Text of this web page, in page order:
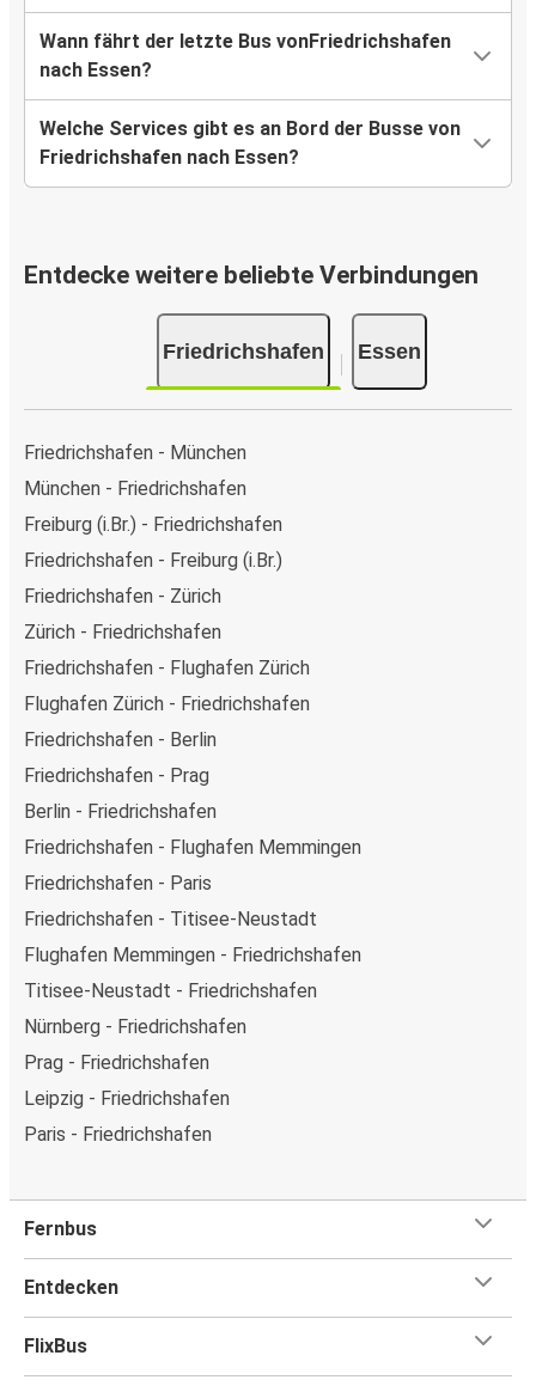
Wann fährt der letzte Bus vonFriedrichshafen
nach Essen?
Welche Services gibt es an Bord der Busse von
Friedrichshafen nach Essen?
Entdecke weitere beliebte Verbindungen
Friedrichshafen Essen
Friedrichshafen - München
München - Friedrichshafen
Freiburg (i.Br.) - Friedrichshafen
Friedrichshafen - Freiburg (i.Br.)
Friedrichshafen - Zürich
Zürich - Friedrichshafen
Friedrichshafen - Flughafen Zürich
Flughafen Zürich - Friedrichshafen
Friedrichshafen - Berlin
Friedrichshafen - Prag
Berlin - Friedrichshafen
Friedrichshafen - Flughafen Memmingen
Friedrichshafen - Paris
Friedrichshafen - Titisee-Neustadt
Flughafen Memmingen - Friedrichshafen
Titisee-Neustadt - Friedrichshafen
Nürnberg - Friedrichshafen
Prag - Friedrichshafen
Leipzig - Friedrichshafen
Paris - Friedrichshafen
Fernbus
Entdecken
FlixBus